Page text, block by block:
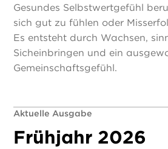
Gesundes Selbstwertgefühl
sich gut zu fühlen oder
Es entsteht durch Wachsen,
Sicheinbringen und ein
Gemeinschaftsgefühl.
Aktuelle Ausgabe
Frühjahr 2026